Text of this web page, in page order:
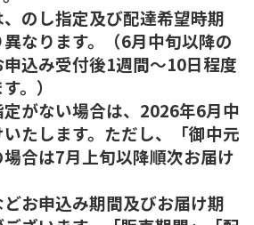
のし指定及び配達希望時期
なります。（6月中旬以降の
込み受付後1週間～10日程度
。）
がない場合は、2026年6月中
たします。ただし、「御中元
合は7月上旬以降順次お届け
お申込み期間及びお届け期